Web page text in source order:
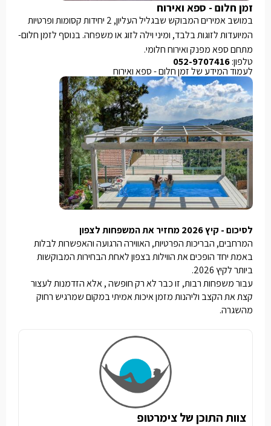
זמן חלום - ספא ואירוח
במושב אמירים המבוקש שבגליל העליון, 2 יחידות קסומות ופרטיות
המיועדות לזוגות בלבד, ומיני וילה לזוג או משפחה. בנוסף לזמן חלום-
מתחם ספא מפנק ואירוח חלומי.
טלפון:052-9707416
לעמוד המידע של זמן חלום - ספא ואירוח
לסיכום - קיץ 2026 מחזיר את המשפחות לצפון
המרחבים, הבריכות הפרטיות, האווירה הרגועה והאפשרות לבלות
באמת יחד הופכים את הווילות בצפון לאחת הבחירות המבוקשות
ביותר לקיץ 2026.
עבור משפחות רבות, זו כבר לא רק חופשה , אלא הזדמנות לעצור
קצת את הקצב וליהנות מזמן איכות אמיתי במקום שמרגיש רחוק
מהשגרה.
צוות התוכן של צימרטופ